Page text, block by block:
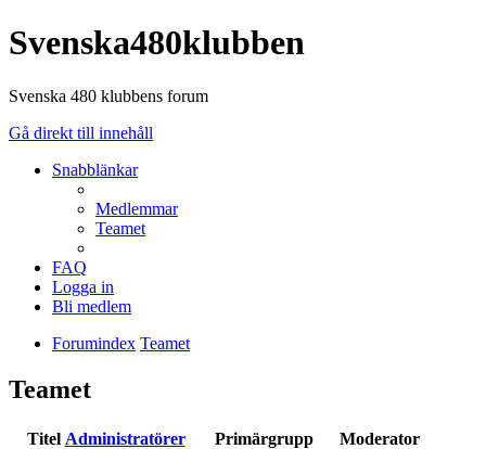
Svenska480klubben
Svenska 480 klubbens forum
Gå direkt till innehåll
Snabblänkar
Medlemmar
Teamet
FAQ
Logga in
Bli medlem
Forumindex Teamet
Teamet
Titel Administratörer Primärgrupp
Moderator